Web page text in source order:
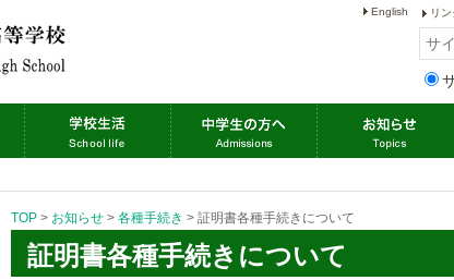
リン
English
TOP > お知らせ > 各種手続き > 証明書各種手続きについて
証明書各種手続きについて